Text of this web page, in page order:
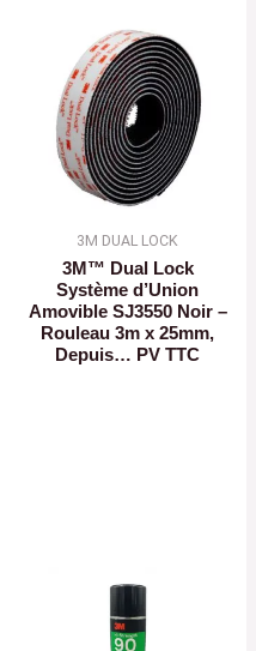
3M DUAL LOCK
3M™ Dual Lock
Système d’Union
Amovible SJ3550 Noir –
Rouleau 3m x 25mm,
Depuis… PV TTC